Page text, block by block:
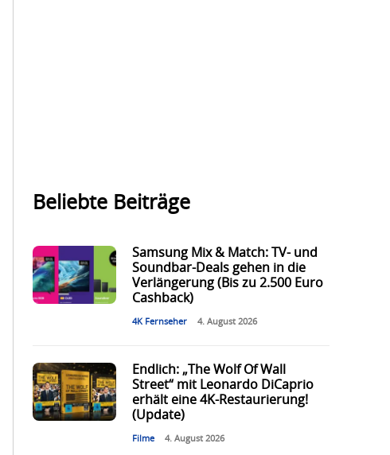
Beliebte Beiträge
Samsung Mix & Match: TV- und
Soundbar-Deals gehen in die
Verlängerung (Bis zu 2.500 Euro
Cashback)
4K Fernseher 4. August 2026
Endlich: „The Wolf Of Wall
Street“ mit Leonardo DiCaprio
erhält eine 4K-Restaurierung!
(Update)
Filme 4. August 2026